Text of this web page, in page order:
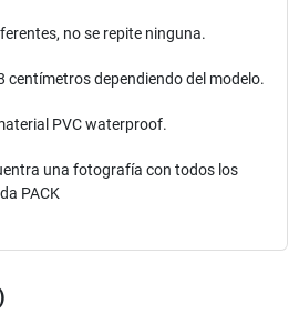
no se repite ninguna.
centímetros dependiendo del modelo.
PVC waterproof.
una fotografía con todos los
PACK